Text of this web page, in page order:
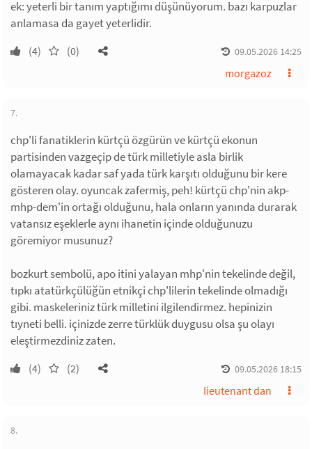
ek: yeterli bir tanım yaptığımı düşünüyorum. bazı karpuzlar
anlamasa da gayet yeterlidir.
(4) (0) 09.05.2026 14:25
morgazoz
7.
chp'li fanatiklerin kürtçü özgürün ve kürtçü ekonun
partisinden vazgeçip de türk milletiyle asla birlik
olamayacak kadar saf yada türk karşıtı olduğunu bir kere
gösteren olay. oyuncak zafermiş, peh! kürtçü chp'nin akp-
mhp-dem'in ortağı olduğunu, hala onların yanında durarak
vatansız eşeklerle aynı ihanetin içinde olduğunuzu
göremiyor musunuz?
bozkurt sembolü, apo itini yalayan mhp'nin tekelinde değil,
tıpkı atatürkçülüğün etnikçi chp'lilerin tekelinde olmadığı
gibi. maskeleriniz türk milletini ilgilendirmez. hepinizin
tıyneti belli. içinizde zerre türklük duygusu olsa şu olayı
eleştirmezdiniz zaten.
(4) (2) 09.05.2026 18:15
lieutenant dan
8.